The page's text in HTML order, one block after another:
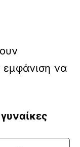
εμφάνιση να